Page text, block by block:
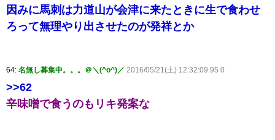
因みに馬刺は力道山が会津に来たときに生で食わせ
ろって無理やり出させたのが発祥とか
64: 名無し募集中。。。＠＼(^o^)／ 2016/05/21(土) 12:32:09.95 0
>>62
辛味噌で食うのもリキ発案な